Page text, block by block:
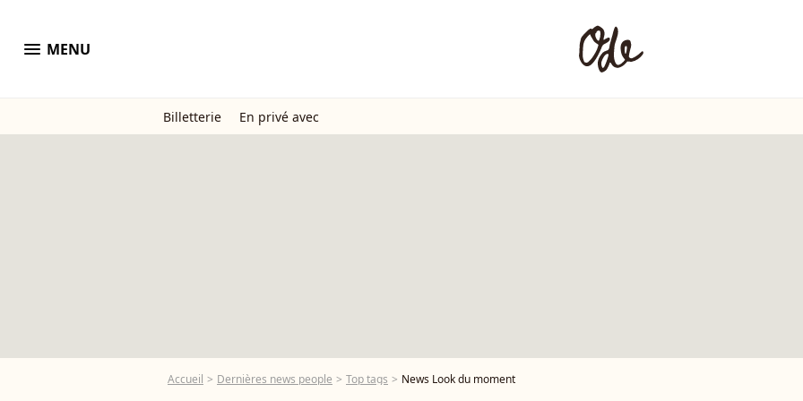
menu MENU
Billetterie En privé avec
Accueil Dernières news people Top tags News Look du moment